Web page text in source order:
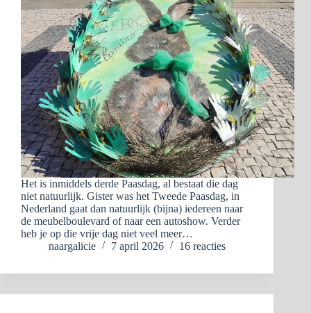
Het is inmiddels derde Paasdag, al bestaat die dag
niet natuurlijk. Gister was het Tweede Paasdag, in
Nederland gaat dan natuurlijk (bijna) iedereen naar
de meubelboulevard of naar een autoshow. Verder
heb je op die vrije dag niet veel meer…
naargalicie
7 april 2026 16 reacties